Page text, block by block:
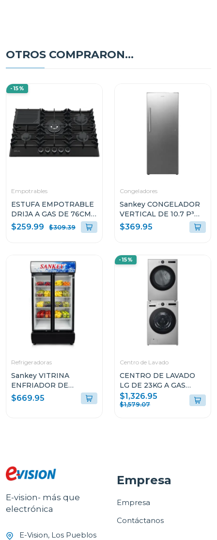
OTROS COMPRARON...
-15%
Empotrables
ESTUFA EMPOTRABLE
DRIJA A GAS DE 76CM
DE 5 QUEMADORES
VITROCERAMICA
$259.99 $309.39
Congeladores
Sankey CONGELADOR
VERTICAL DE 10.7 P³
RFC1301
$369.95
Refrigeradoras
Sankey VITRINA
ENFRIADOR DE
20CUFT RFD20N
$669.95
-15%
Centro de Lavado
CENTRO DE LAVADO
LG DE 23KG A GAS
COLOR GRIS
WM23VFXS6/DF74VFXS6B
$1,326.95
$1,579.07
E-vision- más que
electrónica
E-Vision, Los Pueblos
Empresa
Empresa
Contáctanos